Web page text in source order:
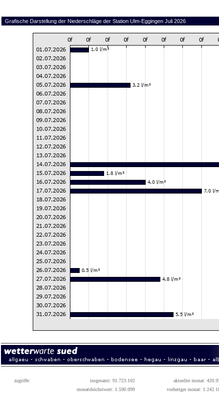
Grafische Darstellung der Niederschläge der Station Ulm-Eggingen Juli 2026
zugriffe: insgesamt: 91.723.102
aktueller monat:
monatshöchstwert: 1.590.099
vorheriger monat: